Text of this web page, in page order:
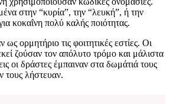
στην “κυρία”, την “λευκή”, ή την
κοκαΐνη πολύ καλής ποιότητας.
ως ορμητήριο τις φοιτητικές εστίες. Οι
ζούσαν τον απόλυτο τρόμο και μάλιστα
οι δράστες έμπαιναν στα δωμάτιά τους
τους λήστευαν.